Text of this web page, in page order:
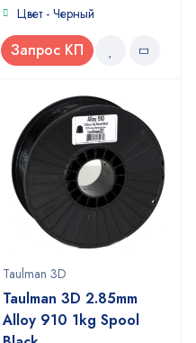
Цвет - Черный
Запрос КП
Taulman 3D
Taulman 3D 2.85mm
Alloy 910 1kg Spool